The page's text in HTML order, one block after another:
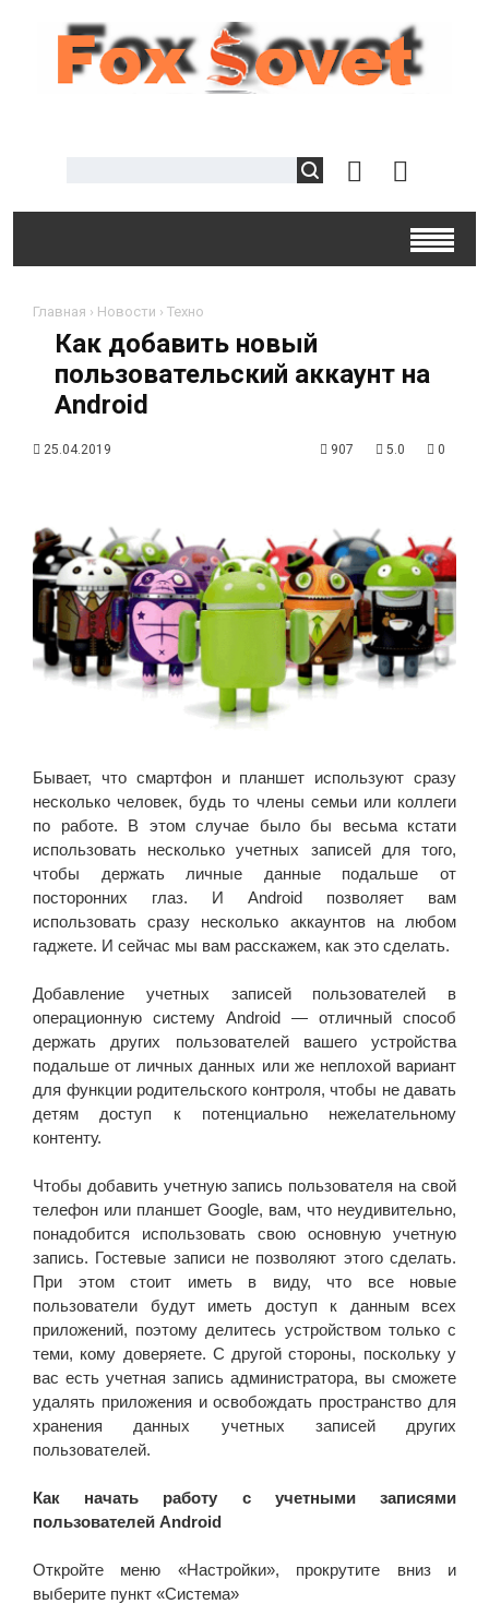
Главная › Новости › Техно
Как добавить новый
пользовательский аккаунт на
Android
25.04.2019 907 5.0 0
Бывает, что смартфон и планшет используют сразу
несколько человек, будь то члены семьи или коллеги
по работе. В этом случае было бы весьма кстати
использовать несколько учетных записей для того,
чтобы держать личные данные подальше от
посторонних глаз. И Android позволяет вам
использовать сразу несколько аккаунтов на любом
гаджете. И сейчас мы вам расскажем, как это сделать.
Добавление учетных записей пользователей в
операционную систему Android — отличный способ
держать других пользователей вашего устройства
подальше от личных данных или же неплохой вариант
для функции родительского контроля, чтобы не давать
детям доступ к потенциально нежелательному
контенту.
Чтобы добавить учетную запись пользователя на свой
телефон или планшет Google, вам, что неудивительно,
понадобится использовать свою основную учетную
запись. Гостевые записи не позволяют этого сделать.
При этом стоит иметь в виду, что все новые
пользователи будут иметь доступ к данным всех
приложений, поэтому делитесь устройством только с
теми, кому доверяете. С другой стороны, поскольку у
вас есть учетная запись администратора, вы сможете
удалять приложения и освобождать пространство для
хранения данных учетных записей других
пользователей.
Как начать работу с учетными записями
пользователей Android
Откройте меню «Настройки», прокрутите вниз и
выберите пункт «Система»